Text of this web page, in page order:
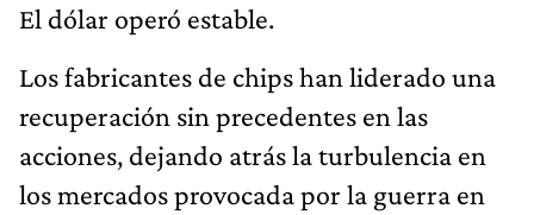
El dólar operó estable.
Los fabricantes de chips han liderado una
recuperación sin precedentes en las
acciones, dejando atrás la turbulencia en
los mercados provocada por la guerra en